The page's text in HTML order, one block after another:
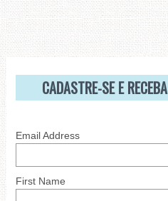
CADASTRE-SE E
Email Address
First Name